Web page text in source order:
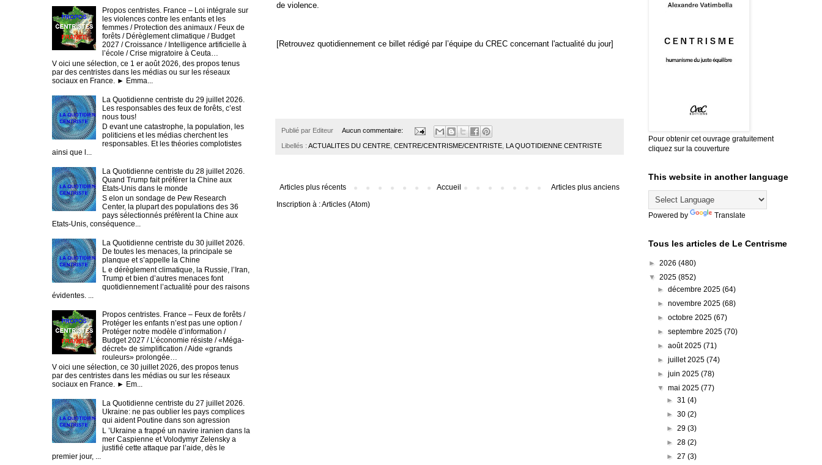
de violence.
[Retrouvez quotidiennement ce billet rédigé par l’équipe du CREC concernant l'actualité du jour]
Publié par Editeur Aucun commentaire:
Libellés : ACTUALITES DU CENTRE CENTRE/CENTRISME/CENTRISTE LA QUOTIDIENNE CENTRISTE
Articles plus récents Articles plus anciens
Accueil
Inscription à :Articles (Atom)
Propos centristes. France – Loi intégrale sur
les violences contre les enfants et les
femmes / Protection des animaux / Feux de
forêts / Dérèglement climatique / Budget
2027 / Croissance / Intelligence artificielle à
l’école / Crise migratoire à Ceuta…
V oici une sélection, ce 1 er août 2026, des propos tenus
par des centristes dans les médias ou sur les réseaux
sociaux en France. ► Emma...
La Quotidienne centriste du 29 juillet 2026.
Les responsables des feux de forêts, c’est
nous tous!
D evant une catastrophe, la population, les
politiciens et les médias cherchent les
responsables. Et les théories complotistes
ainsi que l...
La Quotidienne centriste du 28 juillet 2026.
Quand Trump fait préférer la Chine aux
Etats-Unis dans le monde
S elon un sondage de Pew Research
Center, la plupart des populations des 36
pays sélectionnés préfèrent la Chine aux
Etats-Unis, conséquence...
La Quotidienne centriste du 30 juillet 2026.
De toutes les menaces, la principale se
planque et s’appelle la Chine
L e dérèglement climatique, la Russie, l’Iran,
Trump et bien d’autres menaces font
quotidiennement l’actualité pour des raisons
évidentes. ...
Propos centristes. France – Feux de forêts /
Protéger les enfants n’est pas une option /
Protéger notre modèle d’information /
Budget 2027 / L’économie résiste / «Méga-
décret» de simplification / Aide «grands
rouleurs» prolongée…
V oici une sélection, ce 30 juillet 2026, des propos tenus
par des centristes dans les médias ou sur les réseaux
sociaux en France. ► Em...
La Quotidienne centriste du 27 juillet 2026.
Ukraine: ne pas oublier les pays complices
qui aident Poutine dans son agression
L ’Ukraine a frappé un navire iranien dans la
mer Caspienne et Volodymyr Zelensky a
justifié cette attaque par l’aide, dès le
premier jour, ...
Pour obtenir cet ouvrage gratuitement
cliquez sur la couverture
This website in another language
Powered by Translate
Tous les articles de Le Centrisme
► 2026 (480)
▼ 2025 (852)
►décembre 2025(64)
►novembre 2025(68)
►octobre 2025(67)
►septembre 2025(70)
►août 2025(71)
►juillet 2025(74)
►juin 2025(78)
▼mai 2025(77)
► 31 (4)
► 30 (2)
► 29 (3)
► 28 (2)
► 27 (3)